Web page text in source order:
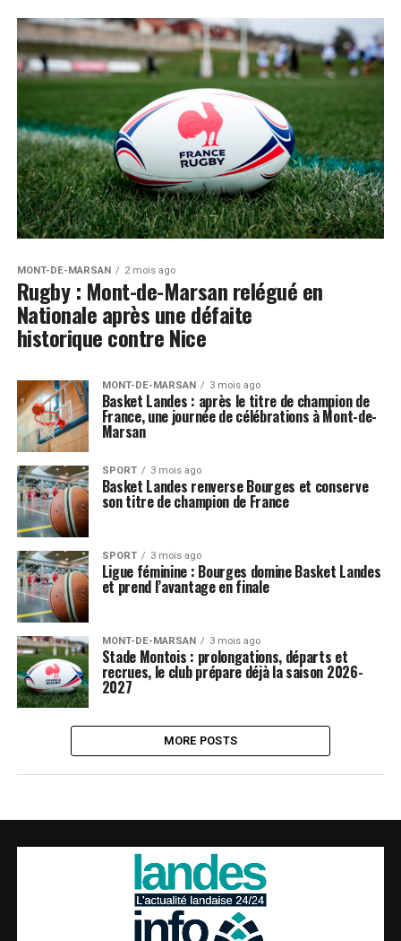
MONT-DE-MARSAN 2 mois ago
Rugby : Mont-de-Marsan relégué en
Nationale après une défaite
historique contre Nice
MONT-DE-MARSAN 3 mois ago
Basket Landes : après le titre de champion de
France, une journée de célébrations à Mont-de-
Marsan
SPORT 3 mois ago
Basket Landes renverse Bourges et conserve
son titre de champion de France
SPORT 3 mois ago
Ligue féminine : Bourges domine Basket Landes
et prend l’avantage en finale
MONT-DE-MARSAN 3 mois ago
Stade Montois : prolongations, départs et
recrues, le club prépare déjà la saison 2026-
2027
MORE POSTS